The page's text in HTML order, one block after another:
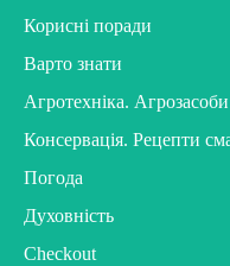
Корисні поради
Варто знати
Агротехніка. Агрозасоби
Консервація. Рецепти
Погода
Духовність
Checkout